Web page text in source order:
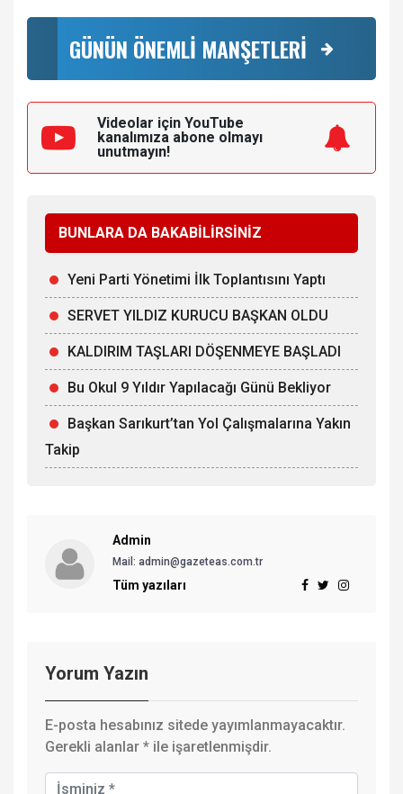
GÜNÜN ÖNEMLİ MANŞETLERİ
Videolar için YouTube
kanalımıza abone olmayı
unutmayın!
BUNLARA DA BAKABİLİRSİNİZ
Yeni Parti Yönetimi İlk Toplantısını Yaptı
SERVET YILDIZ KURUCU BAŞKAN OLDU
KALDIRIM TAŞLARI DÖŞENMEYE BAŞLADI
Bu Okul 9 Yıldır Yapılacağı Günü Bekliyor
Başkan Sarıkurt’tan Yol Çalışmalarına Yakın
Takip
Admin
Mail: admin@gazeteas.com.tr
Tüm yazıları
Yorum Yazın
E-posta hesabınız sitede yayımlanmayacaktır.
Gerekli alanlar * ile işaretlenmişdir.